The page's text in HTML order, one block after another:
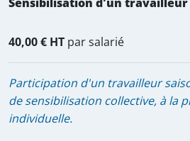
40,00 € HT par salarié
Participation d'un travailleur
de sensibilisation collective, à la
individuelle.